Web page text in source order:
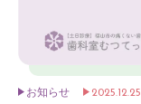
お知らせ 2025.12.25